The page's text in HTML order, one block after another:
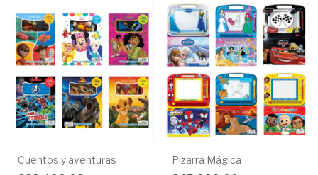
Cuentos y aventuras Pizarra Mágica